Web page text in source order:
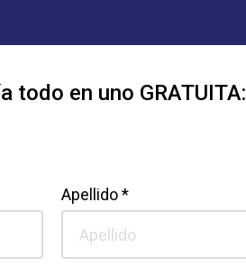
todo en uno GRATUITA:
Apellido *